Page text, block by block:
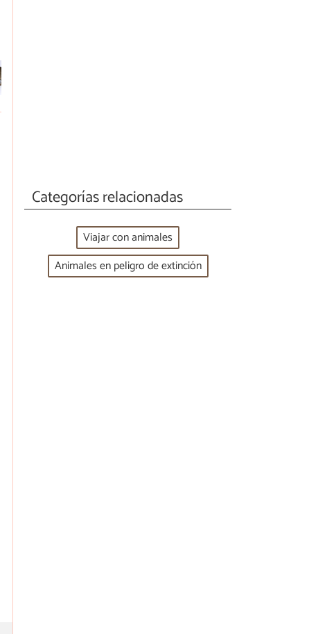
Categorías relacionadas
Viajar con animales
Animales en peligro de extinción